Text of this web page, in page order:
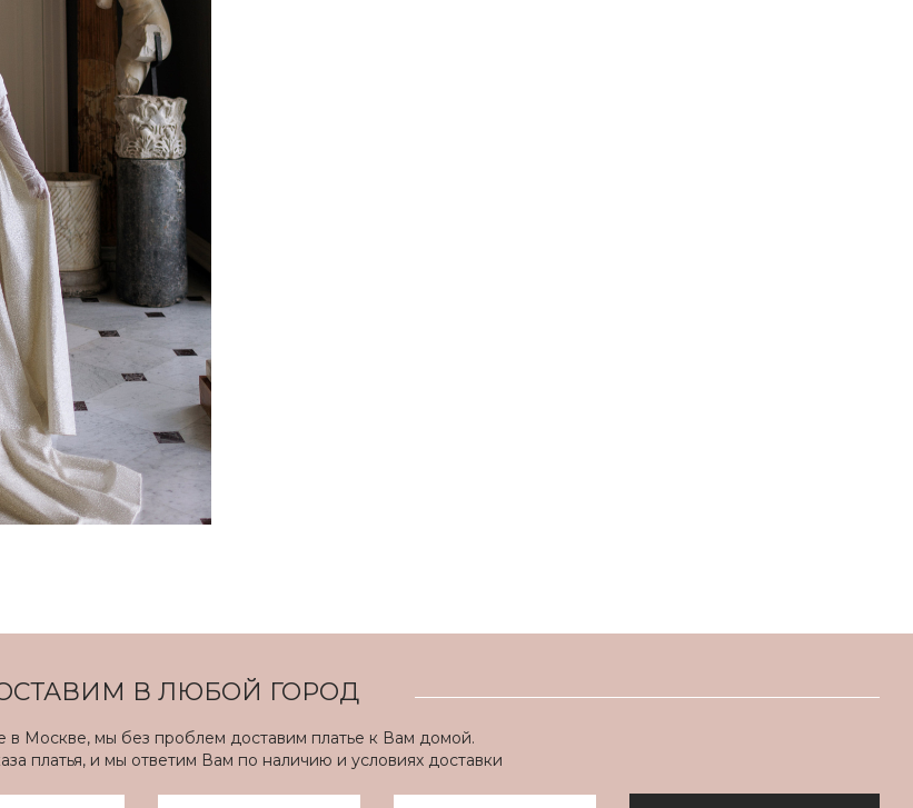
В ЛЮБОЙ ГОРОД
в Москве, мы без проблем доставим платье к Вам домой.
платья, и мы ответим Вам по наличию и условиях доставки